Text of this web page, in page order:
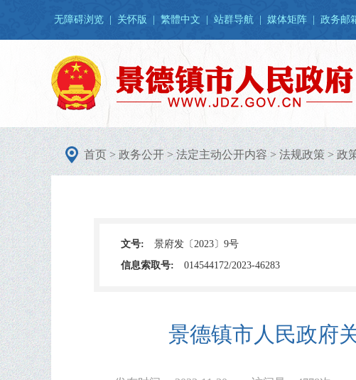
无障碍浏览 关怀版 繁體中文 站群导航 媒体矩阵 政务邮
首页>政务公开>法定主动公开内容>法规政策>政
文号: 景府发〔2023〕9号
信息索取号:
014544172/2023-46283
景德镇市人民政府